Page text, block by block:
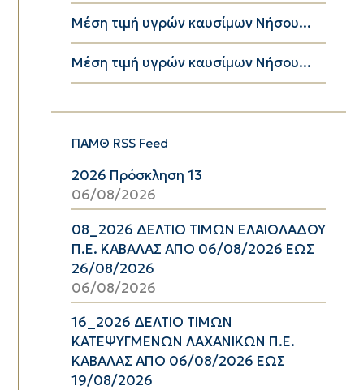
Μέση τιμή υγρών καυσίμων Νήσου...
Μέση τιμή υγρών καυσίμων Νήσου...
ΠΑΜΘ RSS Feed
2026 Πρόσκληση 13
06/08/2026
08_2026 ΔΕΛΤΙΟ ΤΙΜΩΝ ΕΛΑΙΟΛΑΔΟΥ
Π.Ε. ΚΑΒΑΛΑΣ ΑΠΟ 06/08/2026 ΕΩΣ
26/08/2026
06/08/2026
16_2026 ΔΕΛΤΙΟ ΤΙΜΩΝ
ΚΑΤΕΨΥΓΜΕΝΩΝ ΛΑΧΑΝΙΚΩΝ Π.Ε.
ΚΑΒΑΛΑΣ ΑΠΟ 06/08/2026 ΕΩΣ
19/08/2026